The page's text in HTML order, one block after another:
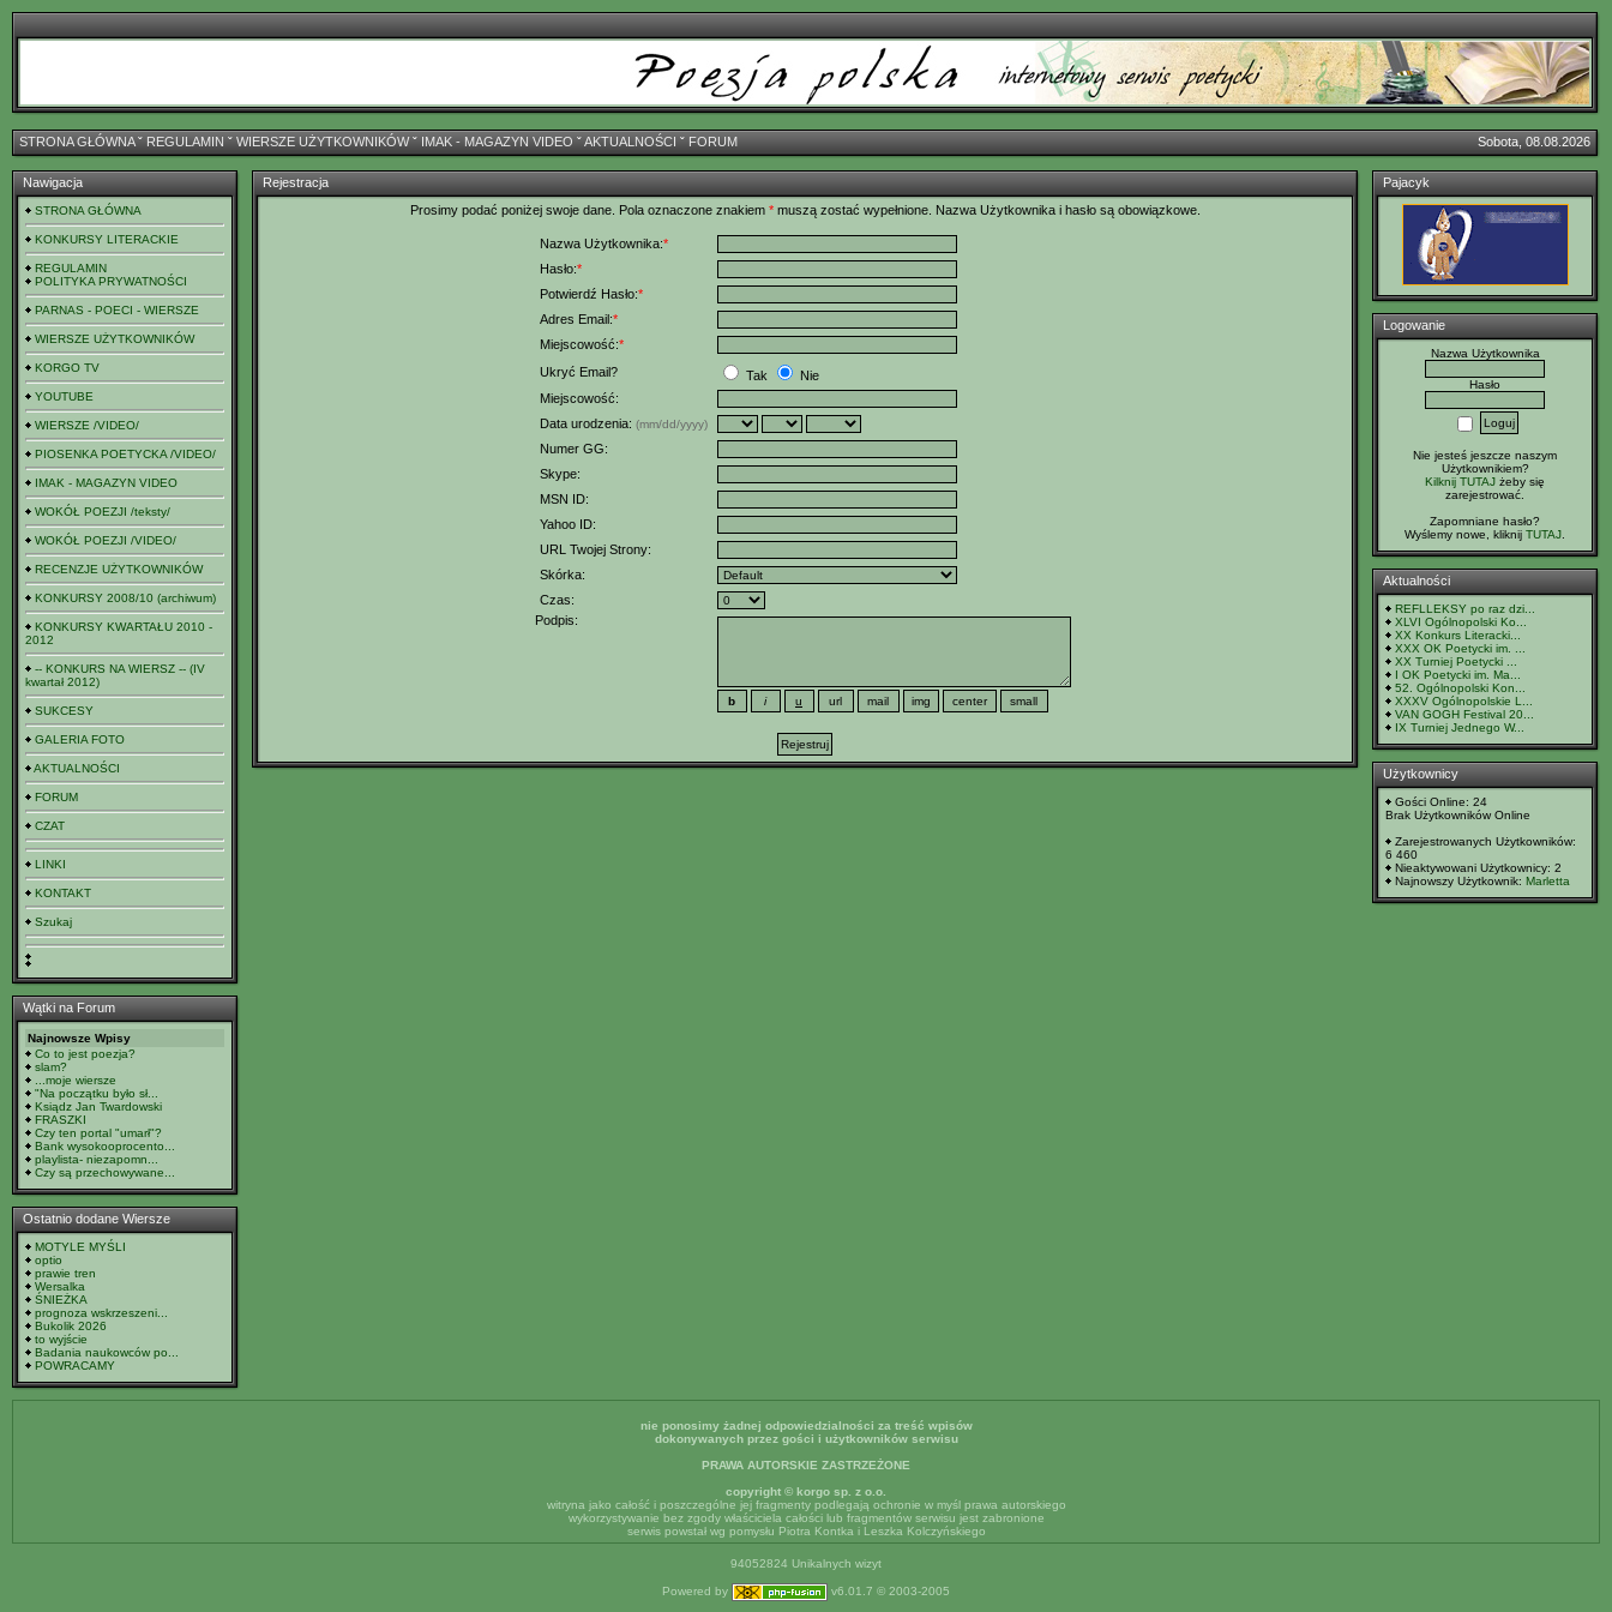
STRONA GŁÓWNAˇ REGULAMIN ˇ WIERSZE UŻYTKOWNIKÓWˇ IMAK - MAGAZYN VIDEO ˇAKTUALNOŚCI ˇ FORUM Sobota, 08.08.2026
Nawigacja
STRONA GŁÓWNA
KONKURSY LITERACKIE
REGULAMIN
POLITYKA PRYWATNOŚCI
PARNAS - POECI - WIERSZE
WIERSZE UŻYTKOWNIKÓW
KORGO TV
YOUTUBE
WIERSZE /VIDEO/
PIOSENKA POETYCKA /VIDEO/
IMAK - MAGAZYN VIDEO
WOKÓŁ POEZJI /teksty/
WOKÓŁ POEZJI /VIDEO/
RECENZJE UŻYTKOWNIKÓW
KONKURSY 2008/10 (archiwum)
KONKURSY KWARTAŁU 2010 -
2012
-- KONKURS NA WIERSZ -- (IV
kwartał 2012)
SUKCESY
GALERIA FOTO
AKTUALNOŚCI
FORUM
CZAT
LINKI
KONTAKT
Szukaj
Wątki na Forum
Najnowsze Wpisy
Co to jest poezja?
slam?
...moje wiersze
"Na początku było sł...
Ksiądz Jan Twardowski
FRASZKI
Czy ten portal "umarł"?
Bank wysokooprocento...
playlista- niezapomn...
Czy są przechowywane...
Ostatnio dodane Wiersze
MOTYLE MYŚLI
optio
prawie tren
Wersalka
ŚNIEŻKA
prognoza wskrzeszeni...
Bukolik 2026
to wyjście
Badania naukowców po...
POWRACAMY
Rejestracja
Prosimy podać poniżej swoje dane. Pola oznaczone znakiem *muszą zostać wypełnione. Nazwa Użytkownika i hasło są obowiązkowe.
Nazwa Użytkownika:*
Hasło:*
Potwierdź Hasło:*
Adres Email:*
Miejscowość:*
Ukryć Email?
Tak
Nie
Miejscowość:
Data urodzenia: (mm/dd/yyyy)
Numer GG:
Skype:
MSN ID:
Yahoo ID:
URL Twojej Strony:
Skórka:
Czas:
Podpis:
Pajacyk
Logowanie
Nazwa Użytkownika
Hasło
Nie jesteś jeszcze naszym
Użytkownikiem?
Kilknij TUTAJ żeby się
zarejestrować.
Zapomniane hasło?
Wyślemy nowe, kliknij TUTAJ
Aktualności
REFLLEKSY po raz dzi...
XLVI Ogólnopolski Ko...
XX Konkurs Literacki...
XXX OK Poetycki im. ...
XX Turniej Poetycki ...
I OK Poetycki im. Ma...
52. Ogólnopolski Kon...
XXXV Ogólnopolskie L...
VAN GOGH Festival 20...
IX Turniej Jednego W...
Użytkownicy
Gości Online: 24
Brak Użytkowników Online
Zarejestrowanych Użytkowników:
6 460
Nieaktywowani Użytkownicy: 2
Najnowszy Użytkownik: Marletta
nie ponosimy żadnej odpowiedzialności za treść wpisów
dokonywanych przez gości i użytkowników serwisu
PRAWA AUTORSKIE ZASTRZEŻONE
copyright © korgo sp. z o.o.
witryna jako całość i poszczególne jej fragmenty podlegają ochronie w myśl prawa autorskiego
wykorzystywanie bez zgody właściciela całości lub fragmentów serwisu jest zabronione
serwis powstał wg pomysłu Piotra Kontka i Leszka Kolczyńskiego
94052824 Unikalnych wizyt
Powered by v6.01.7 © 2003-2005